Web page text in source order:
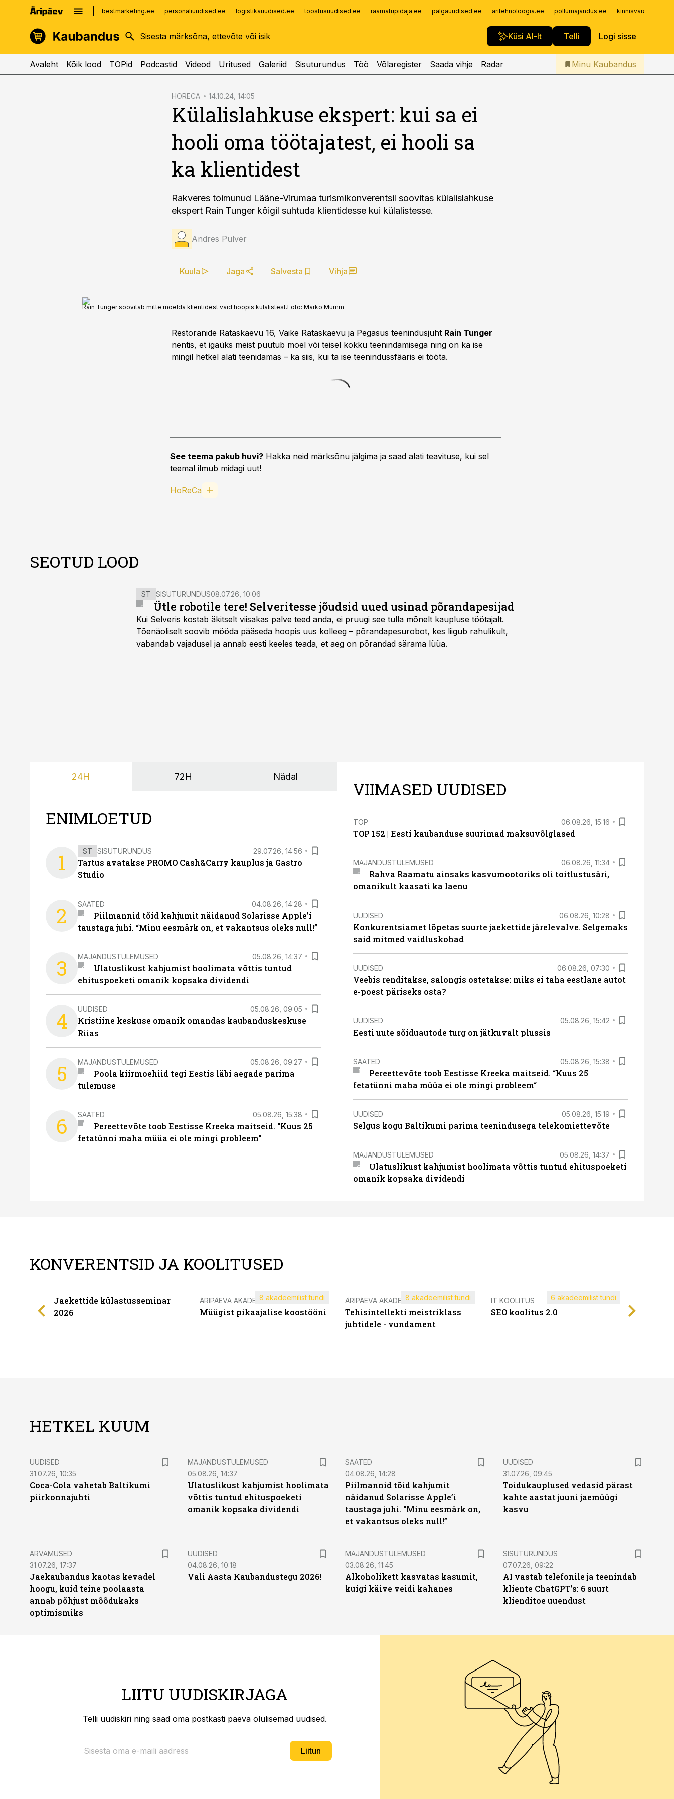
bestmarketing.ee personaliuudised.ee logistikauudised.ee toostusuudised.ee raamatupidaja.ee palgauudised.ee aritehnoloogia.ee pollumajandus.ee
Küsi AI-lt Telli Logi sisse
kinnisvarauudised.ee
logistikauudised.ee
imelineajalugu.ee
Infopank
Iseteenindus
Telli Kaubandus
Avaleht Kõik lood TOPid Podcastid Videod Üritused Galeriid Sisuturundus Töö Võlaregister Saada vihje Radar Minu Kaubandus
HORECA 14.10.24, 14:05
Külalislahkuse ekspert: kui sa ei
hooli oma töötajatest, ei hooli sa
ka klientidest
Rakveres toimunud Lääne-Virumaa turismikonverentsil soovitas külalislahkuse
ekspert Rain Tunger kõigil suhtuda klientidesse kui külalistesse.
Andres Pulver
Kuula Jaga Salvesta Vihja
Rain Tunger soovitab mitte mõelda klientidest vaid hoopis külalistest.Foto: Marko Mumm
Restoranide Rataskaevu 16, Väike Rataskaevu ja Pegasus teenindusjuht Rain Tunger
nentis, et igaüks meist puutub moel või teisel kokku teenindamisega ning on ka ise
mingil hetkel alati teenidamas – ka siis, kui ta ise teenindussfääris ei tööta.
See teema pakub huvi? Hakka neid märksõnu jälgima ja saad alati teavituse, kui sel
teemal ilmub midagi uut!
HoReCa
SEOTUD LOOD
ST SISUTURUNDUS08.07.26, 10:06
Ütle robotile tere! Selveritesse jõudsid uued usinad põrandapesijad
Kui Selveris kostab äkitselt viisakas palve teed anda, ei pruugi see tulla mõnelt kaupluse töötajalt.
Tõenäoliselt soovib mööda pääseda hoopis uus kolleeg – põrandapesurobot, kes liigub rahulikult,
vabandab vajadusel ja annab eesti keeles teada, et aeg on põrandad särama lüüa.
24H 72H Nädal
ENIMLOETUD
1 ST SISUTURUNDUS 29.07.26, 14:56
Tartus avatakse PROMO Cash&Carry kauplus ja Gastro
Studio
2 SAATED 04.08.26, 14:28
Piilmannid tõid kahjumit näidanud Solarisse Apple’i
taustaga juhi. “Minu eesmärk on, et vakantsus oleks null!”
3 MAJANDUSTULEMUSED 05.08.26, 14:37
Ulatuslikust kahjumist hoolimata võttis tuntud
ehituspoeketi omanik kopsaka dividendi
4 UUDISED 05.08.26, 09:05
Kristiine keskuse omanik omandas kaubanduskeskuse
Riias
5 MAJANDUSTULEMUSED 05.08.26, 09:27
Poola kiirmoehiid tegi Eestis läbi aegade parima
tulemuse
6 SAATED 05.08.26, 15:38
Pereettevõte toob Eestisse Kreeka maitseid. “Kuus 25
fetatünni maha müüa ei ole mingi probleem“
VIIMASED UUDISED
TOP 06.08.26, 15:16
TOP 152 | Eesti kaubanduse suurimad maksuvõlglased
MAJANDUSTULEMUSED 06.08.26, 11:34
Rahva Raamatu ainsaks kasvumootoriks oli toitlustusäri,
omanikult kaasati ka laenu
UUDISED 06.08.26, 10:28
Konkurentsiamet lõpetas suurte jaekettide järelevalve. Selgemaks
said mitmed vaidluskohad
UUDISED 06.08.26, 07:30
Veebis renditakse, salongis ostetakse: miks ei taha eestlane autot
e-poest päriseks osta?
UUDISED 05.08.26, 15:42
Eesti uute sõiduautode turg on jätkuvalt plussis
SAATED 05.08.26, 15:38
Pereettevõte toob Eestisse Kreeka maitseid. “Kuus 25
fetatünni maha müüa ei ole mingi probleem“
UUDISED 05.08.26, 15:19
Selgus kogu Baltikumi parima teenindusega telekomiettevõte
MAJANDUSTULEMUSED 05.08.26, 14:37
Ulatuslikust kahjumist hoolimata võttis tuntud ehituspoeketi
omanik kopsaka dividendi
KONVERENTSID JA KOOLITUSED
Jaekettide külastusseminar
2026
ÄRIPÄEVA AKADEEMIA
Müügist pikaajalise koostööni
8 akadeemilist tundi ÄRIPÄEVA AKADEEMIA
Tehisintellekti meistriklass
juhtidele - vundament
8 akadeemilist tundi IT KOOLITUS
SEO koolitus 2.0
6 akadeemilist tundi
HETKEL KUUM
UUDISED
31.07.26, 10:35
Coca-Cola vahetab Baltikumi
piirkonnajuhti
MAJANDUSTULEMUSED
05.08.26, 14:37
Ulatuslikust kahjumist hoolimata
võttis tuntud ehituspoeketi
omanik kopsaka dividendi
SAATED
04.08.26, 14:28
Piilmannid tõid kahjumit
näidanud Solarisse Apple’i
taustaga juhi. “Minu eesmärk on,
et vakantsus oleks null!”
UUDISED
31.07.26, 09:45
Toidukauplused vedasid pärast
kahte aastat juuni jaemüügi
kasvu
ARVAMUSED
31.07.26, 17:37
Jaekaubandus kaotas kevadel
hoogu, kuid teine poolaasta
annab põhjust mõõdukaks
optimismiks
UUDISED
04.08.26, 10:18
Vali Aasta Kaubandustegu 2026!
MAJANDUSTULEMUSED
03.08.26, 11:45
Alkoholikett kasvatas kasumit,
kuigi käive veidi kahanes
ST
SISUTURUNDUS
07.07.26, 09:22
AI vastab telefonile ja teenindab
kliente ChatGPT’s: 6 suurt
klienditoe uuendust
LIITU UUDISKIRJAGA
Telli uudiskiri ning saad oma postkasti päeva olulisemad uudised.
Liitun